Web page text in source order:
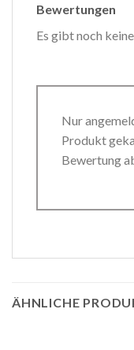
Bewertungen
Es gibt noch
Nur
Produkt
Bewertung
ÄHNLICHE